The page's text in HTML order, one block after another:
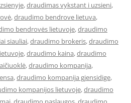
,draudimas vykstant i uzsieni,
,draudimo bendrove lietuva,
bendrovės lietuvoje,draudimo
siauliai,draudimo brokeris,draudimo
,draudimo kaina,draudimo
,draudimo kompanija,
,draudimo kompanija gjensidige,
kompanijos lietuvoje,draudimo